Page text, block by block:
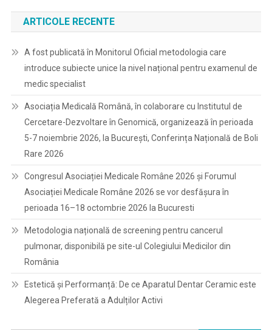
ARTICOLE RECENTE
A fost publicată în Monitorul Oficial metodologia care
introduce subiecte unice la nivel național pentru examenul de
medic specialist
Asociația Medicală Română, în colaborare cu Institutul de
Cercetare-Dezvoltare în Genomică, organizează în perioada
5-7 noiembrie 2026, la București, Conferința Națională de Boli
Rare 2026
Congresul Asociației Medicale Române 2026 și Forumul
Asociației Medicale Române 2026 se vor desfășura în
perioada 16–18 octombrie 2026 la Bucuresti
Metodologia națională de screening pentru cancerul
pulmonar, disponibilă pe site-ul Colegiului Medicilor din
România
Estetică și Performanță: De ce Aparatul Dentar Ceramic este
Alegerea Preferată a Adulților Activi